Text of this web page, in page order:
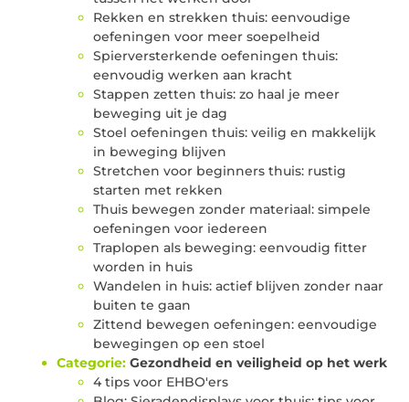
Rekken en strekken thuis: eenvoudige
oefeningen voor meer soepelheid
Spierversterkende oefeningen thuis:
eenvoudig werken aan kracht
Stappen zetten thuis: zo haal je meer
beweging uit je dag
Stoel oefeningen thuis: veilig en makkelijk
in beweging blijven
Stretchen voor beginners thuis: rustig
starten met rekken
Thuis bewegen zonder materiaal: simpele
oefeningen voor iedereen
Traplopen als beweging: eenvoudig fitter
worden in huis
Wandelen in huis: actief blijven zonder naar
buiten te gaan
Zittend bewegen oefeningen: eenvoudige
bewegingen op een stoel
Categorie: Gezondheid en veiligheid op het werk
4 tips voor EHBO'ers